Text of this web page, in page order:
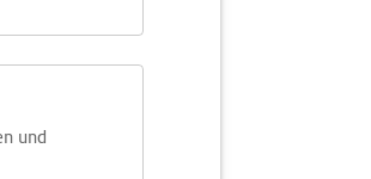
und